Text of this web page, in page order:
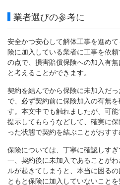
業者選びの参考に
安全かつ安心して解体工事を進め
険に加入している業者に工事を依
の点で、損害賠償保険への加入有
と考えることができます。
契約を結んでから保険に未加入だ
で、必ず契約前に保険加入の有無
す。本文中でも触れましたが、可
提示してもらうなどして、確実に
った状態で契約を結ぶことがおすす
保険については、丁寧に確認しす
一、契約後に未加入であることが
ルが起きてしまうと、本当に困る
ともと保険に加入していないこと